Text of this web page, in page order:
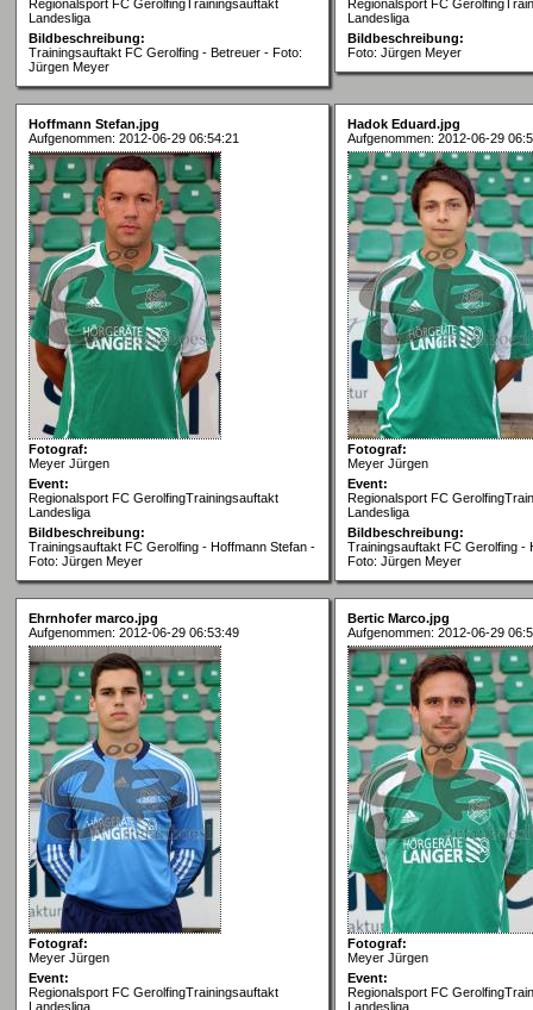
Regionalsport FC GerolfingTrainingsauftakt
Landesliga
Bildbeschreibung:
Trainingsauftakt FC Gerolfing - Betreuer - Foto:
Jürgen Meyer
Regionalsport FC
Landesliga
Bildbeschreibung:
Foto: Jürgen Meyer
Hoffmann Stefan.jpg
Aufgenommen: 2012-06-29 06:54:21
Fotograf:
Meyer Jürgen
Event:
Regionalsport FC GerolfingTrainingsauftakt
Landesliga
Bildbeschreibung:
Trainingsauftakt FC Gerolfing - Hoffmann Stefan -
Foto: Jürgen Meyer
Hadok Eduard.jpg
Aufgenommen: 2012-06-29
Fotograf:
Meyer Jürgen
Event:
Regionalsport FC
Landesliga
Bildbeschreibung:
Trainingsauftakt FC Gerolfing -
Foto: Jürgen Meyer
Ehrnhofer marco.jpg
Aufgenommen: 2012-06-29 06:53:49
Fotograf:
Meyer Jürgen
Event:
Regionalsport FC GerolfingTrainingsauftakt
Landesliga
Bertic Marco.jpg
Aufgenommen: 2012-06-29
Fotograf:
Meyer Jürgen
Event:
Regionalsport FC
Landesliga